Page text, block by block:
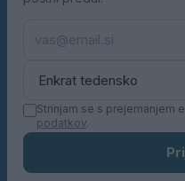
KN
Strinjam se s prejemanjem
podatkov.